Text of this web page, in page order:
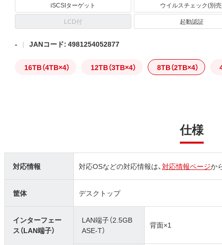
iSCSIターゲット
ウイルスチェック(別
LCD付
起動認証
- JANコード: 4981254052877
16TB（4TB×4） 12TB（3TB×4） 8TB（2TB×4）
仕様
対応情報 対応OSなどの対応情報は、対応情報ページか
筐体 デスクトップ
インターフェー
ス（LAN端子）
LAN端子（2.5GB
ASE-T）
背面×1